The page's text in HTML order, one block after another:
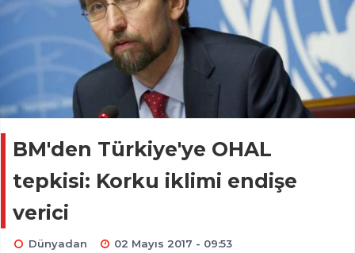
BM'den Türkiye'ye OHAL
tepkisi: Korku iklimi endişe
verici
Dünyadan 02 Mayıs 2017 - 09:53